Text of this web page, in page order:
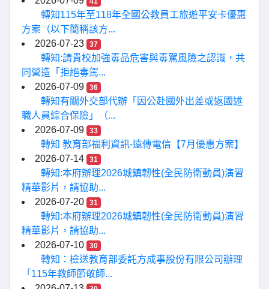
轉知115年至118年全國公教員工旅遊平安卡優惠
方案（以下簡稱該方...
2026-07-23
37
轉知:請貴校加強毒品危害與毒駕風險之認識，共
同營造「拒絕毒駕...
2026-07-09
36
轉知有關外交部代辦「因公赴國外出差或返國述
職人員綜合保險」（...
2026-07-09
33
轉知 教育部福利資訊-遠傳電信【7月優惠方案】
2026-07-14
31
轉知:本府辦理2026城鎮韌性(全民防衛動員)演習
精華影片，請協助...
2026-07-20
31
轉知:本府辦理2026城鎮韌性(全民防衛動員)演習
精華影片，請協助...
2026-07-10
30
轉知：檢送教育部委託方成事股份有限公司辦理
「115年教師節敬師...